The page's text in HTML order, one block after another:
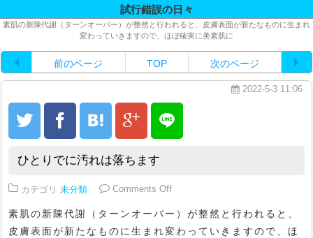
試行錯誤の日々
素肌の新陳代謝（ターンオーバー）が整然と行われると、皮膚表面が新たなものに生まれ
変わっていきますので、ほぼ確実に美素肌に
前のページ TOP 次のページ
2022-5-3 11:06
ひとりでに汚れは落ちます
カテゴリ 未分類 Comments Offon ひとりでに汚れは落ちます
素肌の新陳代謝（ターンオーバー）が整然と行われると、
皮膚表面が新たなものに生まれ変わっていきますので、ほ